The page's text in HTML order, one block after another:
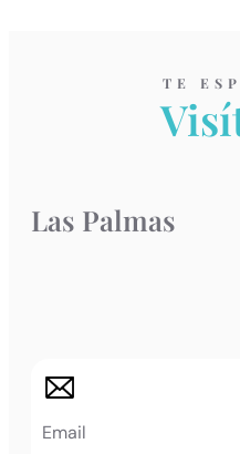
TE
Las Palmas
Email